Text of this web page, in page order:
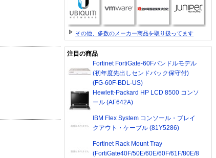
その他、多数のメーカー商品を取り扱ってます
注目の商品
Fortinet FortiGate-60Fバンドルモデル
(初年度先出しセンドバック保守付)
(FG-60F-BDL-US)
Hewlett-Packard HP LCD 8500 コンソ
ール (AF642A)
IBM Flex System コンソール・ブレイ
クアウト・ケーブル (81Y5286)
Fortinet Rack Mount Tray
(FortiGate40F/50E/60E/60F/61F/80E/8